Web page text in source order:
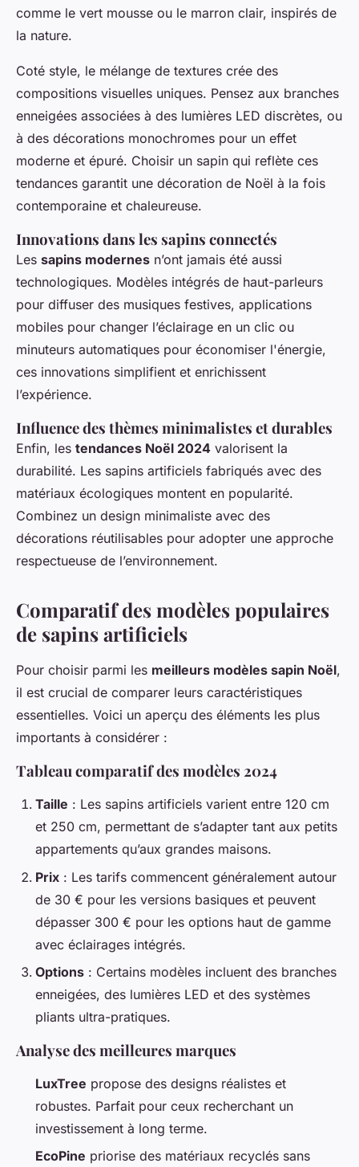
comme le vert mousse ou le marron clair, inspirés de
la nature.
Coté style, le mélange de textures crée des
compositions visuelles uniques. Pensez aux branches
enneigées associées à des lumières LED discrètes, ou
à des décorations monochromes pour un effet
moderne et épuré. Choisir un sapin qui reflète ces
tendances garantit une décoration de Noël à la fois
contemporaine et chaleureuse.
Innovations dans les sapins connectés
Les sapins modernes n’ont jamais été aussi
technologiques. Modèles intégrés de haut-parleurs
pour diffuser des musiques festives, applications
mobiles pour changer l’éclairage en un clic ou
minuteurs automatiques pour économiser l'énergie,
ces innovations simplifient et enrichissent
l’expérience.
Influence des thèmes minimalistes et durables
Enfin, les tendances Noël 2024 valorisent la
durabilité. Les sapins artificiels fabriqués avec des
matériaux écologiques montent en popularité.
Combinez un design minimaliste avec des
décorations réutilisables pour adopter une approche
respectueuse de l’environnement.
Comparatif des modèles populaires
de sapins artificiels
Pour choisir parmi les meilleurs modèles sapin Noël,
il est crucial de comparer leurs caractéristiques
essentielles. Voici un aperçu des éléments les plus
importants à considérer :
Tableau comparatif des modèles 2024
Taille : Les sapins artificiels varient entre 120 cm
et 250 cm, permettant de s’adapter tant aux petits
appartements qu’aux grandes maisons.
Prix : Les tarifs commencent généralement autour
de 30 € pour les versions basiques et peuvent
dépasser 300 € pour les options haut de gamme
avec éclairages intégrés.
Options : Certains modèles incluent des branches
enneigées, des lumières LED et des systèmes
pliants ultra-pratiques.
Analyse des meilleures marques
LuxTree propose des designs réalistes et
robustes. Parfait pour ceux recherchant un
investissement à long terme.
EcoPine priorise des matériaux recyclés sans